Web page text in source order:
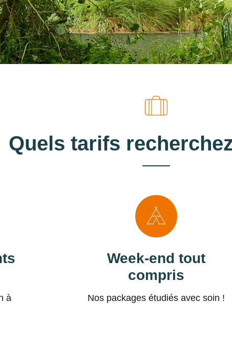
Quels tarifs
à
Week-end tout
compris
Nos packages étudiés avec soin !